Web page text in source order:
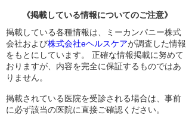
《掲載している情報についてのご注意》
掲載している各種情報は、ミーカンパニー株式
会社および株式会社eヘルスケアが調査した情報
をもとにしています。 正確な情報掲載に努めて
おりますが、内容を完全に保証するものではあ
りません。
掲載されている医院を受診される場合は、事前
に必ず該当の医院に直接ご確認ください。